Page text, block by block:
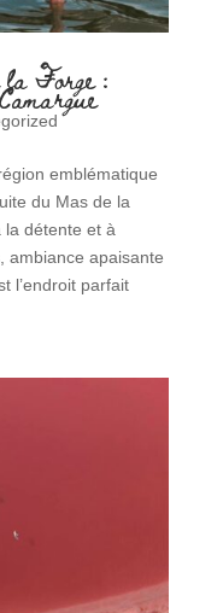
Forge :
emblématique
du Mas de la
la détente et à
ambiance apaisante
l’endroit parfait